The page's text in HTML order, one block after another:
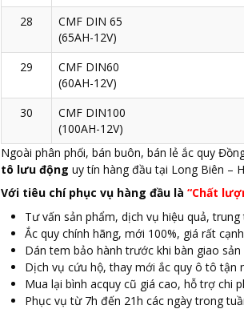
28
CMF DIN 65
(65AH-12V)
29
CMF DIN60
(60AH-12V)
30
CMF DIN100
(100AH-12V)
Ngoài phân phối, bán buôn, bán lẻ ắc quy
tô lưu động uy tín hàng đầu tại Long Biên –
Với tiêu chí phục vụ hàng đầu là “Chất
Tư vấn sản phẩm, dịch vụ hiệu quả, trung
Ắc quy chính hãng, mới 100%, giá rất
Dán tem bảo hành trước khi bàn giao sản
Dịch vụ cứu hộ, thay mới ắc quy ô tô tận
Mua lại bình acquy cũ giá cao, hỗ trợ chi
Phục vụ từ 7h đến 21h các ngày trong